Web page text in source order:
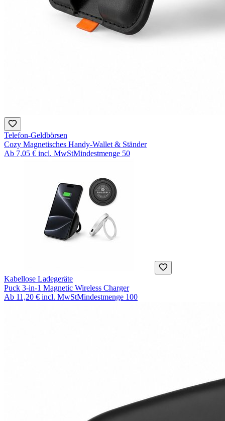
Telefon-Geldbörsen
Cozy Magnetisches Handy-Wallet & Ständer
Ab 7,05 € incl. MwStMindestmenge 50
Kabellose Ladegeräte
Puck 3-in-1 Magnetic Wireless Charger
Ab 11,20 € incl. MwStMindestmenge 100